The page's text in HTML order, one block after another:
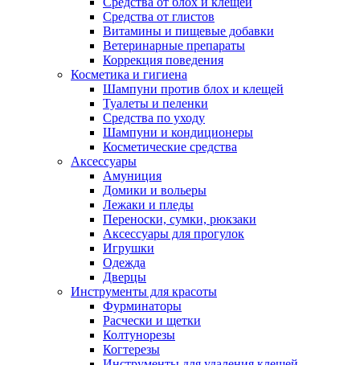
Средства от глистов
Витамины и пищевые добавки
Ветеринарные препараты
Коррекция поведения
Косметика и гигиена
Шампуни против блох и клещей
Туалеты и пеленки
Средства по уходу
Шампуни и кондиционеры
Косметические средства
Аксессуары
Амуниция
Домики и вольеры
Лежаки и пледы
Переноски, сумки, рюкзаки
Аксессуары для прогулок
Игрушки
Одежда
Дверцы
Инструменты для красоты
Фурминаторы
Расчески и щетки
Колтунорезы
Когтерезы